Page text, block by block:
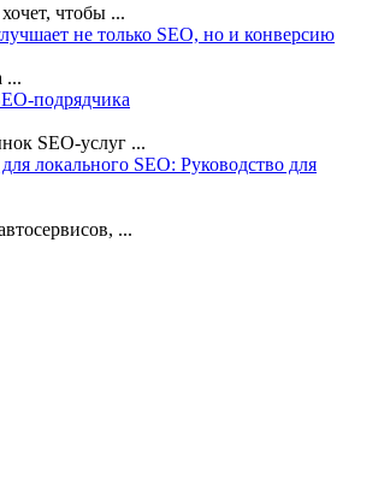
чтобы ...
не только SEO, но и конверсию
...
подрядчика
SEO-услуг ...
локального SEO: Руководство для
...